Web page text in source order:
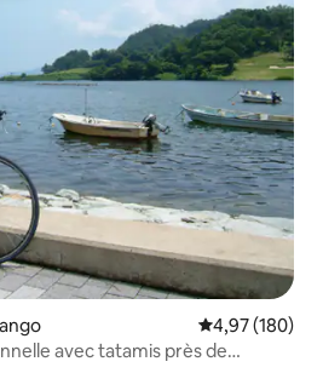
Évaluation
4,97 (180)
avec tatamis près de